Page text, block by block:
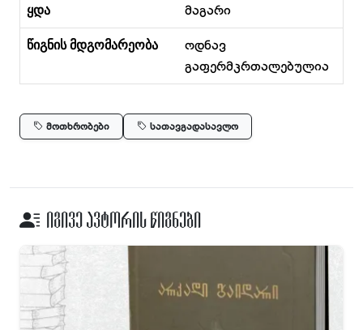
ყდა მაგარი
წიგნის მდგომარეობა
ოდნავ
გაფერმკრთალებულია
მოთხრობები სათავგადასავლო
იგივე ავტორის წიგნები